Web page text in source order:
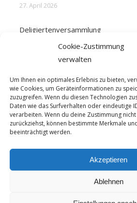
Cookie-Zustimmung
verwalten
Um Ihnen ein optimales Erlebnis zu bieten,
wie Cookies, um Geräteinformationen zu
zuzugreifen. Wenn du diesen Technologien
Daten wie das Surfverhalten oder eindeutige
verarbeiten. Wenn du deine Zustimmung
zurückziehst, können bestimmte Merkmale
beeinträchtigt werden.
Akzeptieren
Ablehnen
27. April 2026
Deligiertenversammlung
31. März 2026
31. März 2026
© 2023 – Schützenkreis
Fusszeile